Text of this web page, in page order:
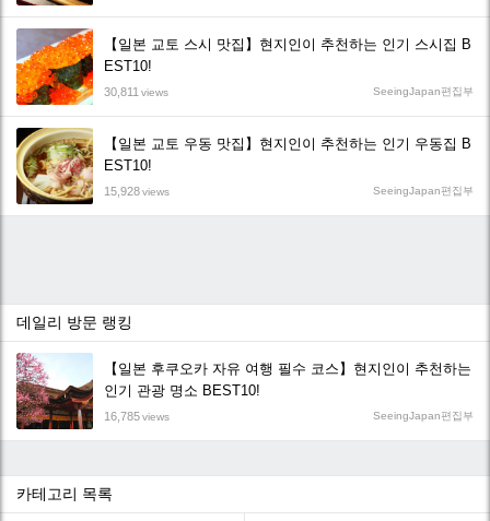
【일본 교토 스시 맛집】현지인이 추천하는 인기 스시집 B
EST10!
30,811 views SeeingJapan편집부
【일본 교토 우동 맛집】현지인이 추천하는 인기 우동집 B
EST10!
15,928views SeeingJapan편집부
데일리 방문 랭킹
【일본 후쿠오카 자유 여행 필수 코스】현지인이 추천하는
인기 관광 명소 BEST10!
16,785views SeeingJapan편집부
카테고리 목록